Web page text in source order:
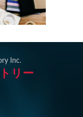
Inc.
リー